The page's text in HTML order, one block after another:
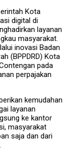
Kota
digital di
layanan
masyarakat.
inovasi Badan
(BPPDRD) Kota
pada
perpajakan
kemudahan
layanan
ke kantor
masyarakat
saja dan dari